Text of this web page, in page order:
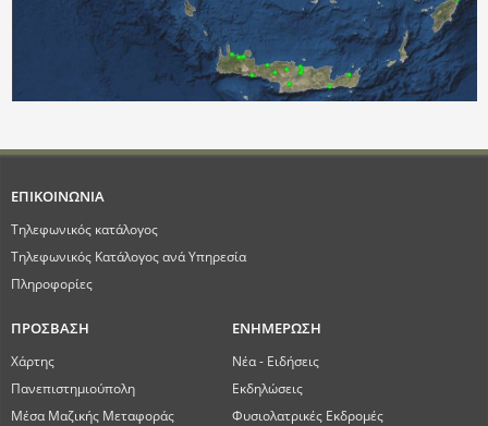
ΕΠΙΚΟΙΝΩΝΙΑ
Τηλεφωνικός κατάλογος
Τηλεφωνικός Κατάλογος ανά Υπηρεσία
Πληροφορίες
ΠΡΟΣΒΑΣΗ
Χάρτης
Πανεπιστημιούπολη
Μέσα Μαζικής Μεταφοράς
ΕΝΗΜΕΡΩΣΗ
Νέα - Ειδήσεις
Εκδηλώσεις
Φυσιολατρικές Εκδρομές